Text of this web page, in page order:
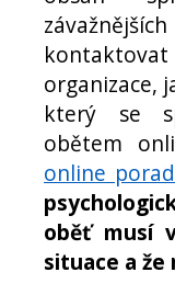
organizace,
který se
obětem
online
oběť musí
situace a že